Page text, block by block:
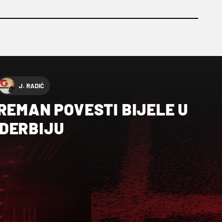
J. RADIĆ
POVESTI BIJELE U